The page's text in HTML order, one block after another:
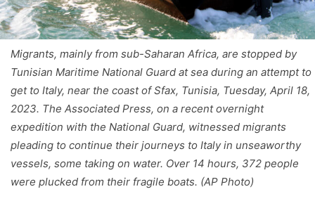
Migrants, mainly from sub-Saharan Africa, are stopped by
Tunisian Maritime National Guard at sea during an attempt to
get to Italy, near the coast of Sfax, Tunisia, Tuesday, April 18,
2023. The Associated Press, on a recent overnight
expedition with the National Guard, witnessed migrants
pleading to continue their journeys to Italy in unseaworthy
vessels, some taking on water. Over 14 hours, 372 people
were plucked from their fragile boats. (AP Photo)